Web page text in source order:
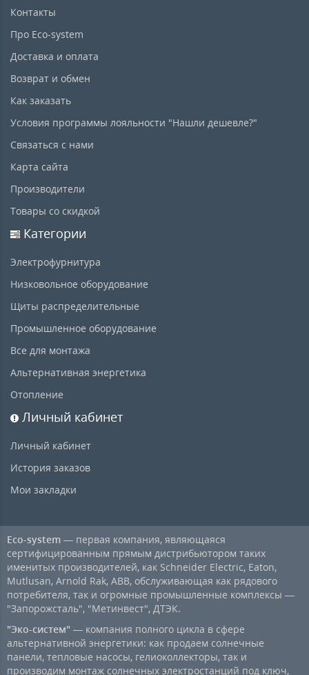
Контакты
Про Eco-system
Доставка и оплата
Возврат и обмен
Как заказать
Условия программы лояльности "Нашли дешевле?"
Связаться с нами
Карта сайта
Производители
Товары со скидкой
Категории
Электрофурнитура
Низковольное оборудование
Щиты распределительные
Промышленное оборудование
Все для монтажа
Альтернативная энергетика
Отопление
Личный кабинет
Личный кабинет
История заказов
Мои закладки
Eco-system — первая компания, являющаяся
сертифицированным прямым дистрибьютором таких
именитых производителей, как Schneider Electric, Eaton,
Mutlusan, Arnold Rak, ABB, обслуживающая как рядового
потребителя, так и огромные промышленные комплексы —
"Запорожсталь", "Метинвест", ДТЭК.
"Эко-систем" — компания полного цикла в сфере
альтернативной энергетики: как продаем солнечные
панели, тепловые насосы, гелиоколлекторы, так и
производим монтаж солнечных электростанций под ключ,